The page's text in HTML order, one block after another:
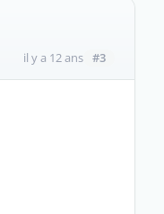
il y a 12 ans #3